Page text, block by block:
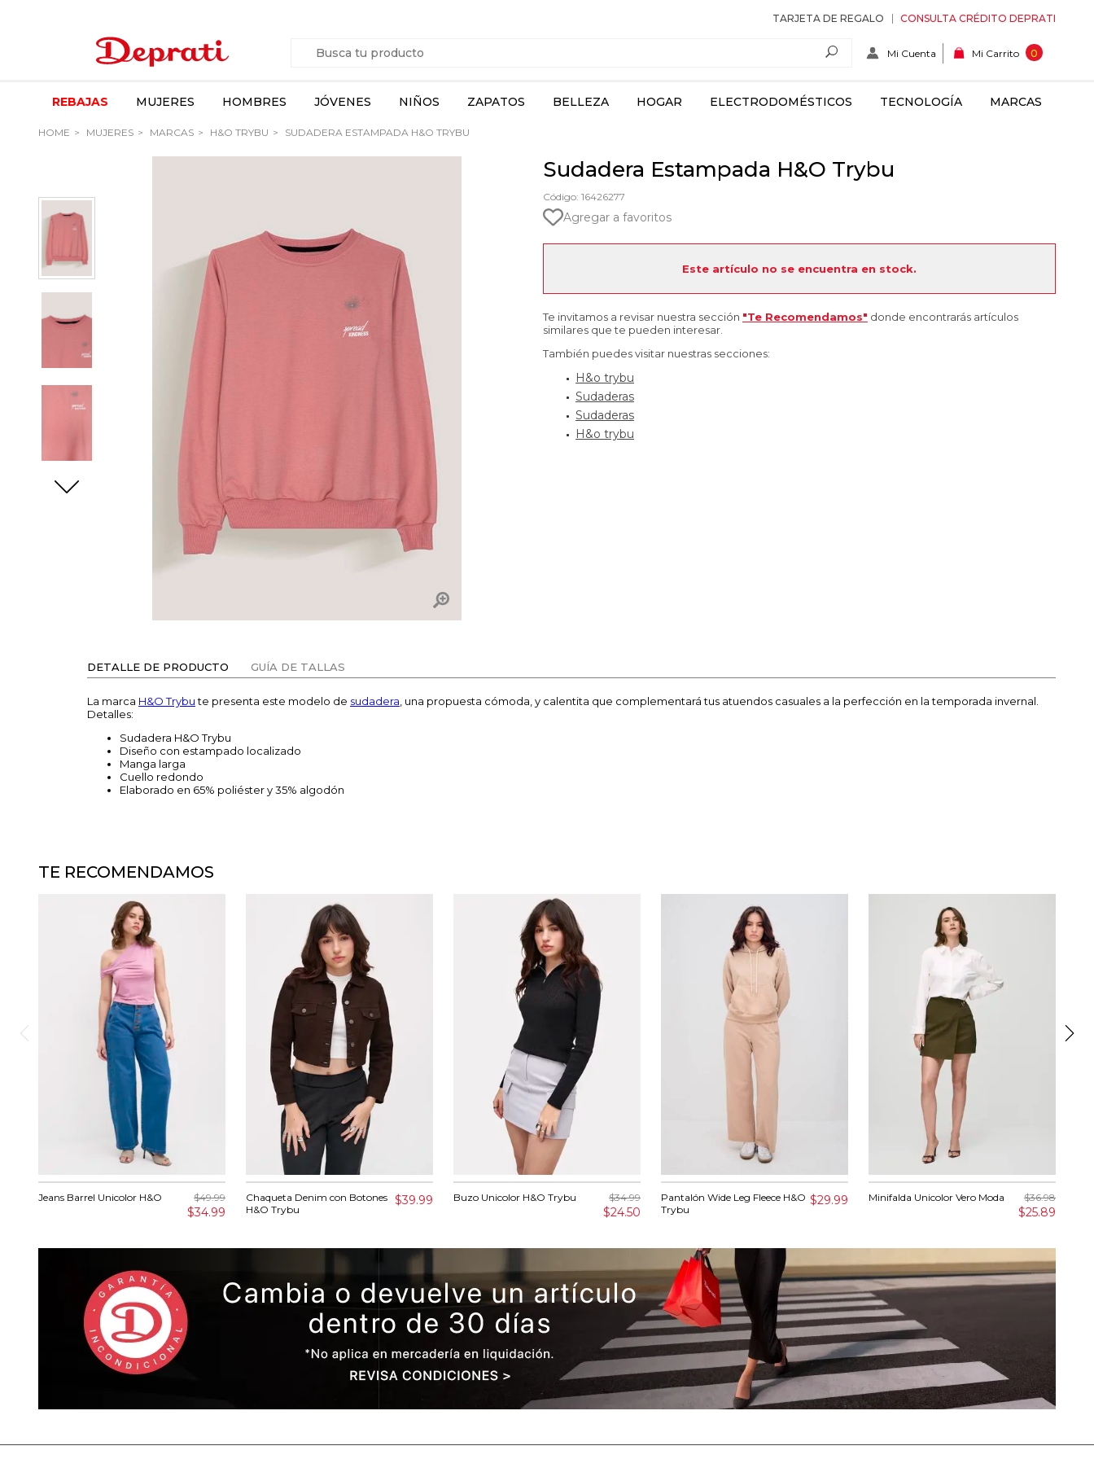
TARJETA DE REGALO CONSULTA CRÉDITO DEPRATI
Mi Cuenta Mi Carrito 0
REBAJAS MUJERES HOMBRES JÓVENES NIÑOS ZAPATOS BELLEZA HOGAR ELECTRODOMÉSTICOS TECNOLOGÍA MARCAS
HOME MUJERES MARCAS H&O TRYBU SUDADERA ESTAMPADA H&O TRYBU
Sudadera Estampada H&O Trybu
Código: 16426277
Agregar a favoritos
Este artículo no se encuentra en stock.
Te invitamos a revisar nuestra sección "Te Recomendamos" donde encontrarás artículos
similares que te pueden interesar.
También puedes visitar nuestras secciones:
H&o trybu
Sudaderas
Sudaderas
H&o trybu
DETALLE DE PRODUCTO GUÍA DE TALLAS
La marca H&O Trybute presenta este modelo de sudadera , una propuesta cómoda, y calentita que complementará tus atuendos casuales a la perfección en la temporada invernal.
Detalles:
Sudadera H&O Trybu
Diseño con estampado localizado
Manga larga
Cuello redondo
Elaborado en 65% poliéster y 35% algodón
TE RECOMENDAMOS
Jeans Barrel Unicolor H&O $49.99
$34.99
Chaqueta Denim con Botones
H&O Trybu
$39.99 Buzo Unicolor H&O Trybu $34.99
$24.50
Pantalón Wide Leg Fleece H&O
Trybu
$29.99 Minifalda Unicolor Vero Moda $36.98
$25.89